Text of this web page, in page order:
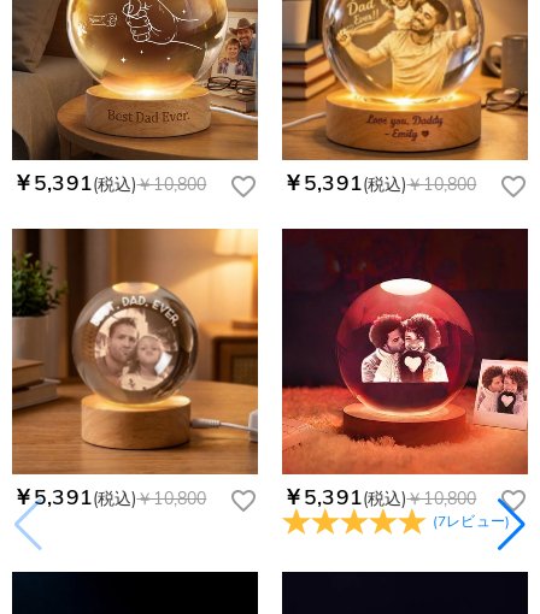
￥5,391(税込)￥10,800 ￥5,391(税込)￥10,800
￥5,391(税込)￥10,800 ￥5,391(税込)￥10,800
(7レビュー)